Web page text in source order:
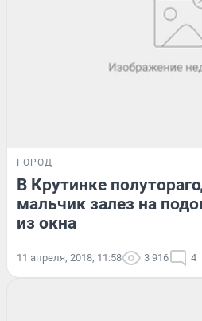
ГОРОД
В Крутинке
мальчик залез на
из окна
11 апреля, 2018, 11:58 3 916 4